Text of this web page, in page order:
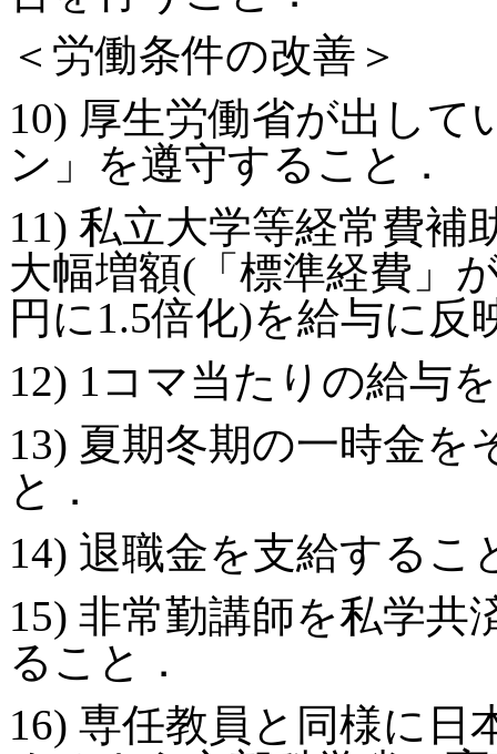
＜労働条件の改善＞
10) 厚生労働省が出し
ン」を遵守すること．
11) 私立大学等経常費補
大幅増額(「標準経費」
円に1.5倍化)を給与に反
12) 1コマ当たりの給与
13) 夏期冬期の一時金
と．
14) 退職金を支給するこ
15) 非常勤講師を私学共
ること．
16) 専任教員と同様に日